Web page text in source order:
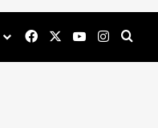
FacebookYouTubeInstagram